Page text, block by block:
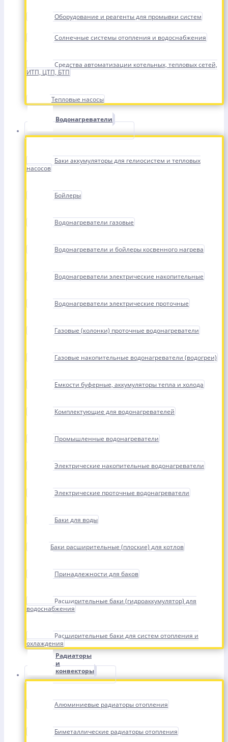
Оборудование и реагенты для промывки систем
Солнечные системы отопления и водоснабжения
Средства автоматизации котельных, тепловых сетей,
ИТП, ЦТП, БТП
Тепловые насосы
Водонагреватели
Баки аккумуляторы для гелиосистем и тепловых
насосов
Бойлеры
Водонагреватели газовые
Водонагреватели и бойлеры косвенного нагрева
Водонагреватели электрические накопительные
Водонагреватели электрические проточные
Газовые (колонки) проточные водонагреватели
Газовые накопительные водонагреватели (водогреи)
Емкости буферные, аккумуляторы тепла и холода
Комплектующие для водонагревателей
Промышленные водонагреватели
Электрические накопительные водонагреватели
Электрические проточные водонагреватели
Баки для воды
Баки расширительные (плоские) для котлов
Принадлежности для баков
Расширительные баки (гидроаккумулятор) для
водоснабжения
Расширительные баки для систем отопления и
охлаждения
Радиаторы
и
конвекторы
Алюминиевые радиаторы отопления
Биметаллические радиаторы отопления